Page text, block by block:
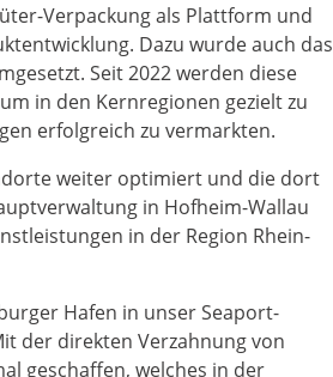
Verpackung als Plattform und
Dazu wurde auch das
Seit 2022 werden diese
in den Kernregionen gezielt zu
erfolgreich zu vermarkten.
weiter optimiert und die dort
in Hofheim-Wallau
in der Region Rhein-
Hafen in unser Seaport-
der direkten Verzahnung von
geschaffen, welches in der